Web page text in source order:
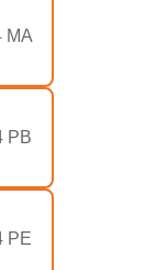
MA
PB
PE